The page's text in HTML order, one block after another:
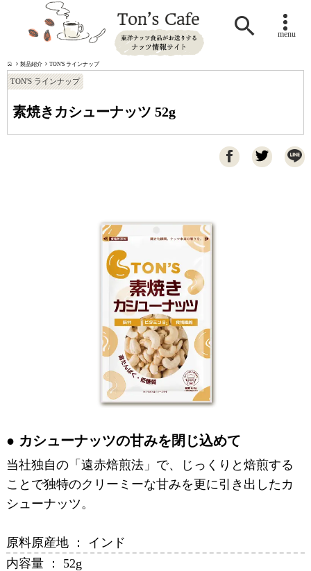
menu

製品紹介 TON'S ラインナップ
素焼きカシューナッツ 52g
TON'S ラインナップ

カシューナッツの甘みを閉じ込めて
当社独自の「遠赤焙煎法」で、じっくりと焙煎する
ことで独特のクリーミーな甘みを更に引き出したカ
シューナッツ。
原料原産地 ： インド
内容量 ： 52g